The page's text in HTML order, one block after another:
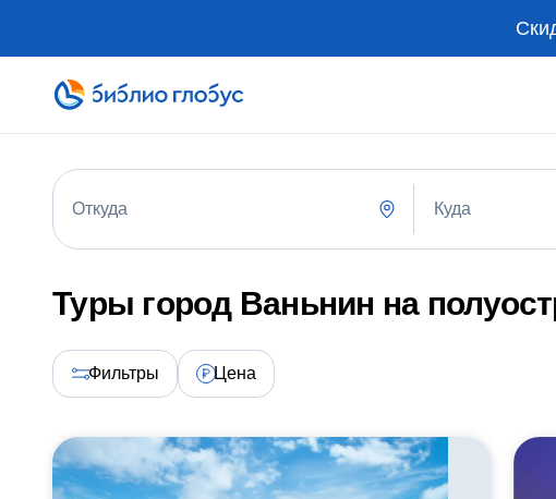
Откуда Куда
Туры город Ваньнин на
Фильтры Цена